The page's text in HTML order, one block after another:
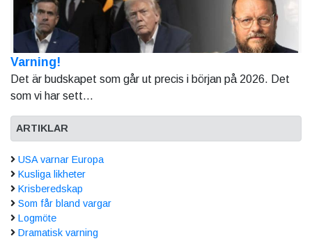
Varning!
Det är budskapet som går ut precis i början på 2026. Det
som vi har sett...
ARTIKLAR
USA varnar Europa
Kusliga likheter
Krisberedskap
Som får bland vargar
Logmöte
Dramatisk varning